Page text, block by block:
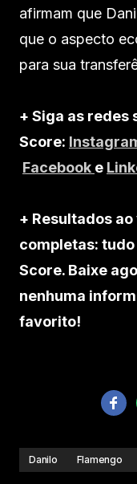
afirmam que
que o aspecto
para sua
+ Siga as redes
Score:
Facebook e
+ Resultados
completas: tudo
Score. Baixe
nenhuma
favorito!
Danilo Flamengo